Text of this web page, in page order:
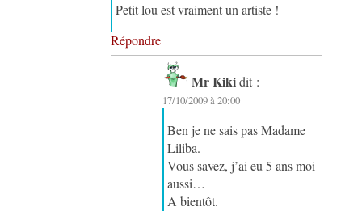
Petit lou est vraiment un artiste !
Répondre
Mr Kiki dit :
17/10/2009 à 20:00
Ben je ne sais pas Madame
Liliba.
Vous savez, j’ai eu 5 ans moi
aussi…
A bientôt.